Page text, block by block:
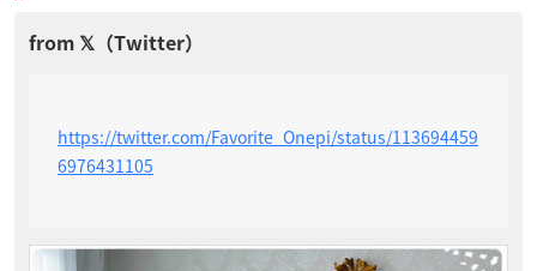
https://twitter.com/Favorite_Onepi/status/113694459
6976431105